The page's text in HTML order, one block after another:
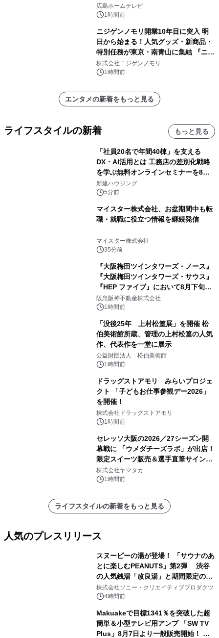
広島ホームテレビ
1時間前
ニジゲンノモリ開業10年目に突入 明
日から始まる！人気グッズ・新商品・
特別任務が東京・南青山に集結 『ニジ
ゲンノモリ POPUPストア in Annex
Aoyama』
株式会社ニジゲンノモリ
1時間前
エンタメの新着をもっと見る
ライフスタイルの新着 もっと見る
「社員20名で年間40棟」を支える
DX・AI活用とは 工務店の差別化戦略
を学ぶ無料オンラインセミナーを8月
20日に開催
新建ハウジング
5分前
マイスター株式会社、お盆期間中も転
職・就職に役立つ情報を継続発信
マイスター株式会社
35分前
『大阪梅田ツインタワーズ・ノース』
『大阪梅田ツインタワーズ・サウス』
『HEP ファイブ』において8月下旬か
ら 「オフサイト型コーポレートPPA」
による 再生可能エネルギー電力の使用
阪急阪神不動産株式会社
1時間前
「没後25年 上村松篁展」を開催 松
伯美術館所蔵、管理の上村松篁の人気
作、代表作を一堂に展示
公益財団法人 松伯美術館
1時間前
ドラッグストアモリ みらいプロジェ
クト 「子どもお仕事参観デー2026」
を開催！
株式会社ドラッグストアモリ
1時間前
セレッソ大阪の2026／27シーズン開
幕戦に 「ウメダチーズラボ」が出店！
限定スイーツ販売＆選手直筆サイング
ッズが当たる抽選会を 8月8日に開催
株式会社ヤマタカ
1時間前
ライフスタイルの新着をもっと見る
人気のプレスリリース
スヌーピーの湯が登場！ 「サウナのあ
とに楽しむPEANUTS」第2弾 渋谷
の人気銭湯「改良湯」と期間限定のコ
ラボレーション サウナイキタイコラ
ボグッズも発売決定！
株式会社ソニー・クリエイティブプロダクツ
4時間前
Makuakeで目標1341％を突破した超
簡単＆小型テレビ用アンプ 「SW TV
Plus」8月7日より一般販売開始！ ケ